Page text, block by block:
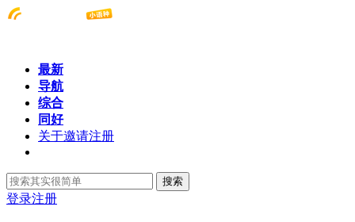
最新
导航
综合
同好
关于邀请注册
搜索
登录注册